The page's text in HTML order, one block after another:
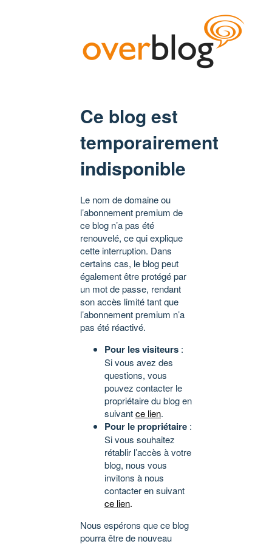
Ce blog est
temporairement
indisponible
Le nom de domaine ou
l’abonnement premium de
ce blog n’a pas été
renouvelé, ce qui explique
cette interruption. Dans
certains cas, le blog peut
également être protégé par
un mot de passe, rendant
son accès limité tant que
l’abonnement premium n’a
pas été réactivé.
Pour les visiteurs :
Si vous avez des
questions, vous
pouvez contacter le
propriétaire du blog en
suivantce lien.
Pour le propriétaire :
Si vous souhaitez
rétablir l’accès à votre
blog, nous vous
invitons à nous
contacter en suivant
ce lien.
Nous espérons que ce blog
pourra être de nouveau